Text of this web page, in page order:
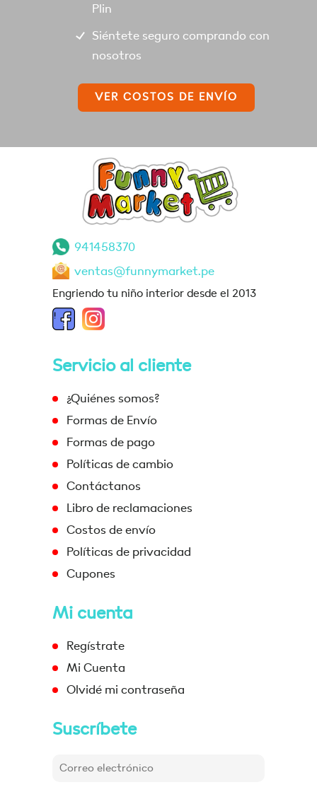
Plin
Siéntete seguro comprando con
nosotros
VER COSTOS DE ENVÍO
941458370
ventas@funnymarket.pe
Engriendo tu niño interior desde el 2013
Servicio al cliente
¿Quiénes somos?
Formas de Envío
Formas de pago
Políticas de cambio
Contáctanos
Libro de reclamaciones
Costos de envío
Políticas de privacidad
Cupones
Mi cuenta
Regístrate
Mi Cuenta
Olvidé mi contraseña
Suscríbete